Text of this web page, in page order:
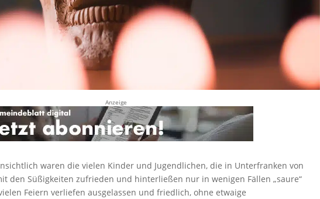
Anzeige
waren die vielen Kinder und Jugendlichen, die in Unterfranken von
den Süßigkeiten zufrieden und hinterließen nur in wenigen Fällen „saure“
Feiern verliefen ausgelassen und friedlich, ohne etwaige